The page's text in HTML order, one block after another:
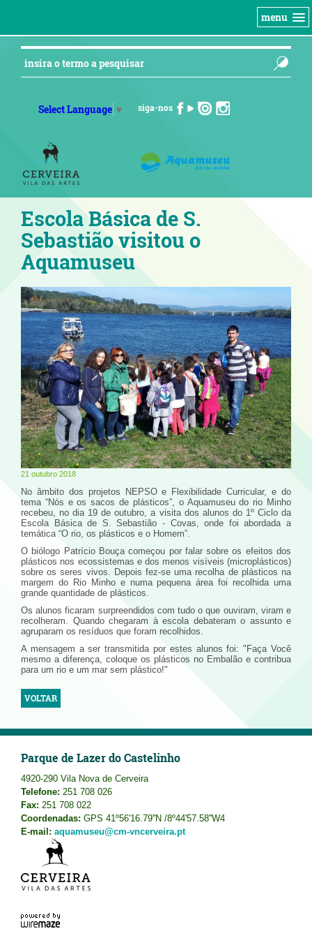
menu
Select Language ▼ siga-nos
Escola Básica de S.
Sebastião visitou o
Aquamuseu
21 outubro 2018
No âmbito dos projetos NEPSO e Flexibilidade Curricular, e do
tema “Nós e os sacos de plásticos”, o Aquamuseu do rio Minho
recebeu, no dia 19 de outubro, a visita dos alunos do 1º Ciclo da
Escola Básica de S. Sebastião - Covas, onde foi abordada a
temática “O rio, os plásticos e o Homem”.
O biólogo Patrício Bouça começou por falar sobre os efeitos dos
plásticos nos ecossistemas e dos menos visíveis (microplásticos)
sobre os seres vivos. Depois fez-se uma recolha de plásticos na
margem do Rio Minho e numa pequena área foi recolhida uma
grande quantidade de plásticos.
Os alunos ficaram surpreendidos com tudo o que ouviram, viram e
recolheram. Quando chegaram à escola debateram o assunto e
agruparam os resíduos que foram recolhidos.
A mensagem a ser transmitida por estes alunos foi: "Faça Você
mesmo a diferença, coloque os plásticos no Embalão e contribua
para um rio e um mar sem plástico!"
VOLTAR
Parque de Lazer do Castelinho
4920-290 Vila Nova de Cerveira
Telefone: 251 708 026
Fax: 251 708 022
Coordenadas: GPS 41º56'16.79''N /8º44'57.58''W4
E-mail: aquamuseu@cm-vncerveira.pt